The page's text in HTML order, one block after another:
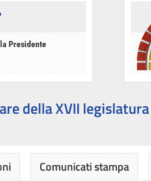
Presidente
della XVII legislatura
Comunicati stampa